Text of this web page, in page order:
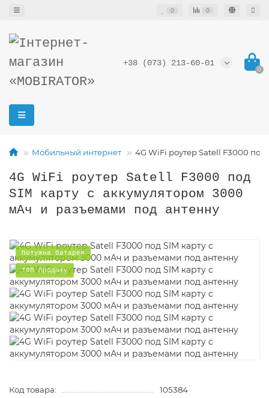
0 0
+38 (073) 213-60-01
0
Мобильный интернет 4G WiFi роутер Satell F3000
4G WiFi роутер Satell F3000 под
SIM карту с аккумулятором 3000
мАч и разъемами под антенну
Потужна батарея
ТОП Продажу
Код товара:
105384